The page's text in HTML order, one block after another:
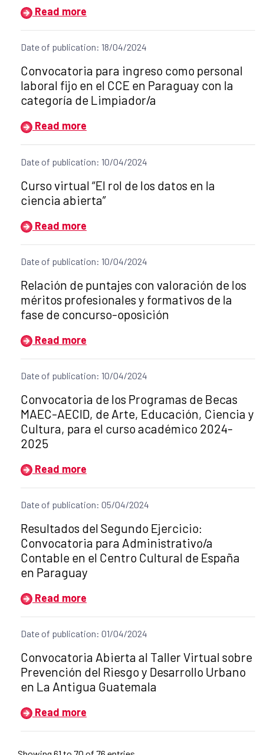
Read more
Date of publication: 18/04/2024
Title of the announcement:
Convocatoria para ingreso como personal
laboral fijo en el CCE en Paraguay con la
categoría de Limpiador/a
Read more
Date of publication: 10/04/2024
Title of the announcement:
Curso virtual “El rol de los datos en la
ciencia abierta”
Read more
Date of publication: 10/04/2024
Title of the announcement:
Relación de puntajes con valoración de los
méritos profesionales y formativos de la
fase de concurso-oposición
Read more
Date of publication: 10/04/2024
Title of the announcement:
Convocatoria de los Programas de Becas
MAEC-AECID, de Arte, Educación, Ciencia y
Cultura, para el curso académico 2024-
2025
Read more
Date of publication: 05/04/2024
Title of the announcement:
Resultados del Segundo Ejercicio:
Convocatoria para Administrativo/a
Contable en el Centro Cultural de España
en Paraguay
Read more
Date of publication: 01/04/2024
Title of the announcement:
Convocatoria Abierta al Taller Virtual sobre
Prevención del Riesgo y Desarrollo Urbano
en La Antigua Guatemala
Read more